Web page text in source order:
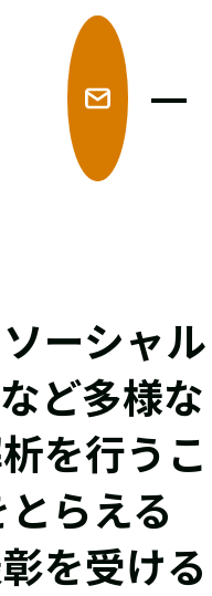
ーシャル
ど多様な
を行うこ
らえる
を受ける